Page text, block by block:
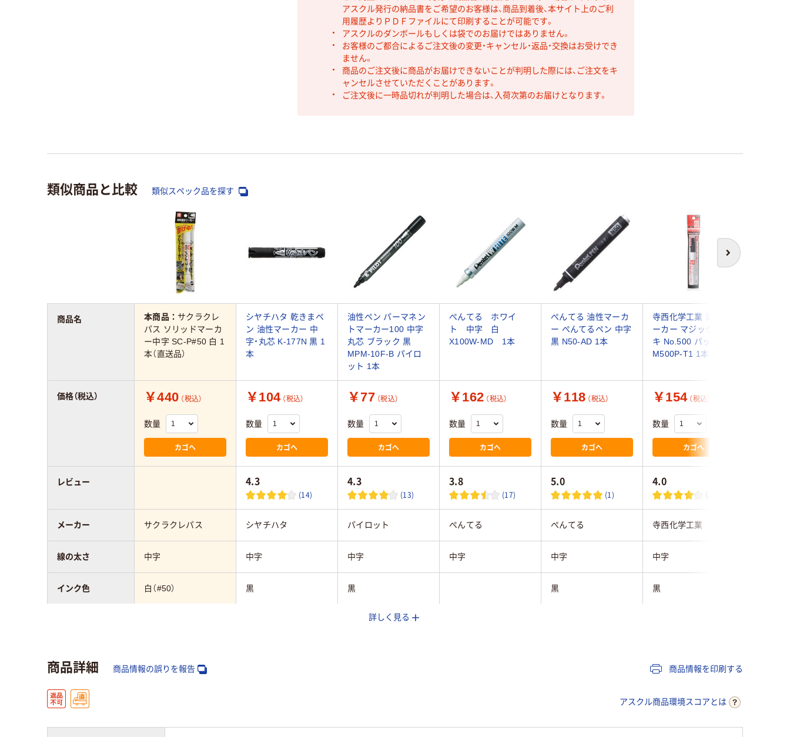
アスクル発行の納品書をご希望のお客様は、商品到着後、本サイト上のご利
用履歴よりＰＤＦファイルにて印刷することが可能です。
アスクルのダンボールもしくは袋でのお届けではありません。
お客様のご都合によるご注文後の変更・キャンセル・返品・交換はお受けでき
ません。
商品のご注文後に商品がお届けできないことが判明した際には、ご注文をキ
ャンセルさせていただくことがあります。
ご注文後に一時品切れが判明した場合は、入荷次第のお届けとなります。
類似商品と比較 類似スペック品を探す
次へ
本商品： サクラクレ
パス ソリッドマーカ
ー中字 SC-P#50 白 1
本（直送品）
シヤチハタ 乾きまペ
ン 油性マーカー 中
字・丸芯 K-177N 黒 1
本
油性ペン パーマネン
トマーカー100 中字
丸芯 ブラック 黒
MPM-10F-B パイロ
ット 1本
ぺんてる ホワイ
ト 中字 白
X100W-MD 1本
ぺんてる 油性マーカ
ー ぺんてるペン 中字
黒 N50-AD 1本
寺西化学工業 油性マ
ーカー マジックイン
キ No.500 パック 黒
M500P-T1 1本
￥440 （税込）
数量
カゴへ
￥104 （税込）
数量
カゴへ
￥77 （税込）
数量
カゴへ
￥162 （税込）
数量
カゴへ
￥118 （税込）
数量
カゴへ
￥154 （税込）
数量
カゴへ
4.3
(14)
4.3
(13)
3.8
(17)
5.0
(1)
4.0
(2)
サクラクレパス シヤチハタ パイロット ぺんてる ぺんてる 寺西化学工業
中字 中字 中字 中字 中字 中字
白（#50） 黒 黒 黒 黒
油性アルコール系染
商品名
価格（税込）
レビュー
メーカー
線の太さ
インク色
詳しく見る
商品詳細 商品情報の誤りを報告 商品情報を印刷する
アスクル商品環境スコアとは